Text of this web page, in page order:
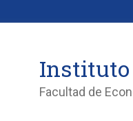
Instituto
Facultad de